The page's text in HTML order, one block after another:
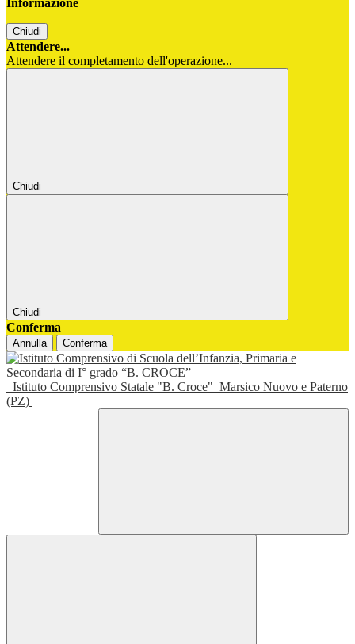
Informazione
Chiudi
Attendere...
Attendere il completamento dell'operazione...
Chiudi
Chiudi
Conferma
Annulla Conferma
Istituto Comprensivo Statale "B. Croce" Marsico Nuovo e Paterno
(PZ)